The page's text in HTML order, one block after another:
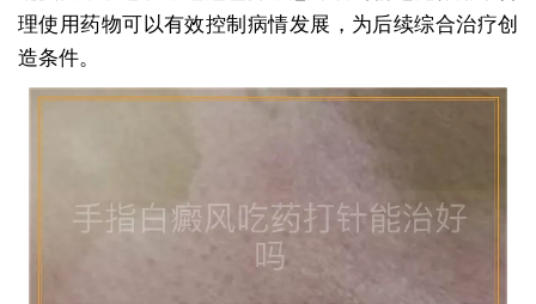
理使用药物可以有效控制病情发展，为后续综合治疗创
造条件。